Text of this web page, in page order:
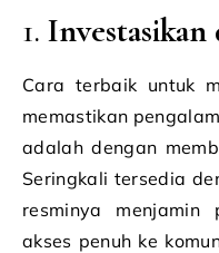
1.
Cara terbaik untuk
memastikan
adalah dengan
Seringkali tersedia
resminya menjamin
akses penuh ke